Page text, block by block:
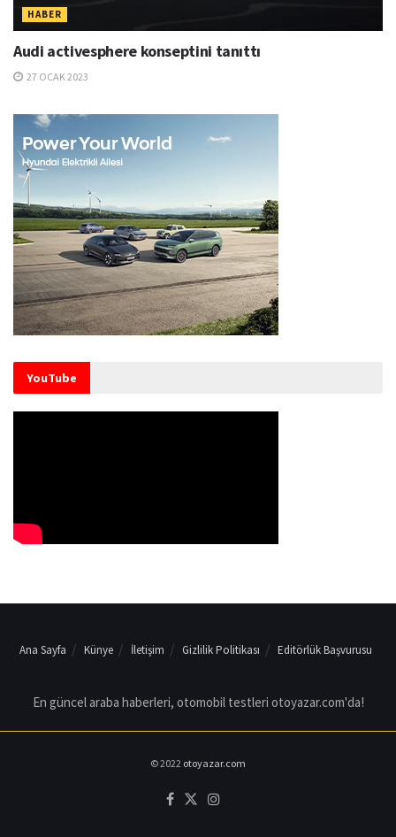
HABER
Audi activesphere konseptini tanıttı
27 OCAK 2023
YouTube
Ana Sayfa Künye İletişim Gizlilik Politikası Editörlük Başvurusu
En güncel araba haberleri, otomobil testleri otoyazar.com'da!
© 2022 otoyazar.com